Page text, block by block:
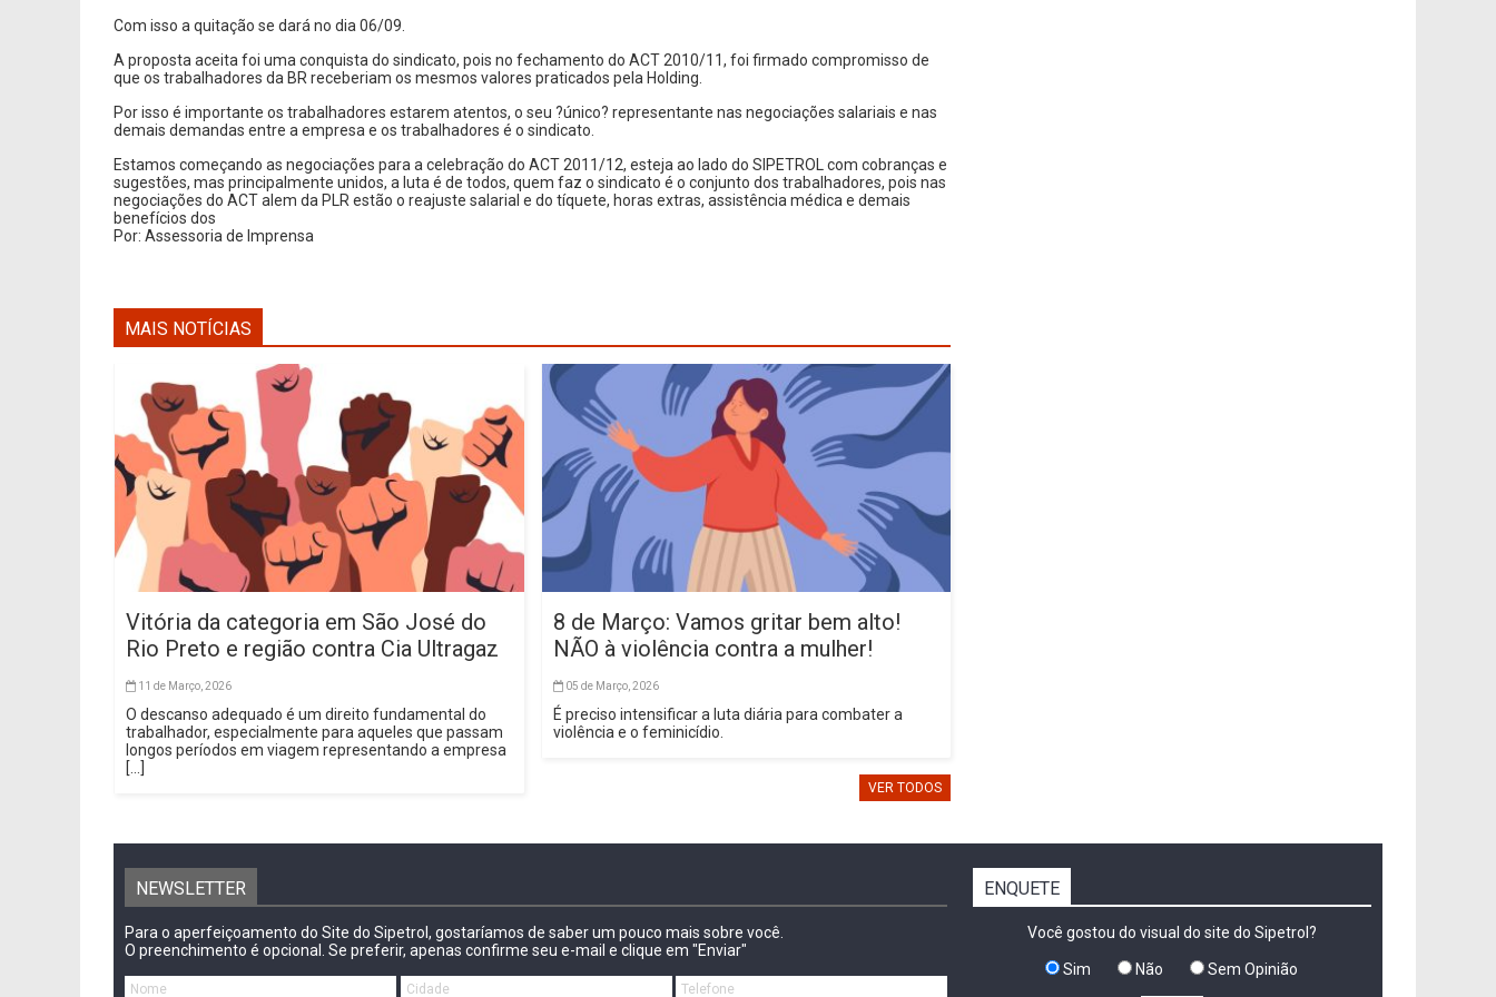
Com isso a quitação se dará no dia 06/09.
A proposta aceita foi uma conquista do sindicato, pois no fechamento do ACT 2010/11, foi firmado compromisso de
que os trabalhadores da BR receberiam os mesmos valores praticados pela Holding.
Por isso é importante os trabalhadores estarem atentos, o seu ?único? representante nas negociações salariais e nas
demais demandas entre a empresa e os trabalhadores é o sindicato.
Estamos começando as negociações para a celebração do ACT 2011/12, esteja ao lado do SIPETROL com cobranças e
sugestões, mas principalmente unidos, a luta é de todos, quem faz o sindicato é o conjunto dos trabalhadores, pois nas
negociações do ACT alem da PLR estão o reajuste salarial e do tíquete, horas extras, assistência médica e demais
benefícios dos
Por: Assessoria de Imprensa
MAIS NOTÍCIAS
Vitória da categoria em São José do
Rio Preto e região contra Cia Ultragaz
11 de Março, 2026
O descanso adequado é um direito fundamental do
trabalhador, especialmente para aqueles que passam
longos períodos em viagem representando a empresa
[...]
8 de Março: Vamos gritar bem alto!
NÃO à violência contra a mulher!
05 de Março, 2026
É preciso intensificar a luta diária para combater a
violência e o feminicídio.
VER TODOS
NEWSLETTER
Para o aperfeiçoamento do Site do Sipetrol, gostaríamos de saber um pouco mais sobre você.
O preenchimento é opcional. Se preferir, apenas confirme seu e-mail e clique em "Enviar"
ENQUETE
Você gostou do visual do site do Sipetrol?
Sim Não Sem Opinião